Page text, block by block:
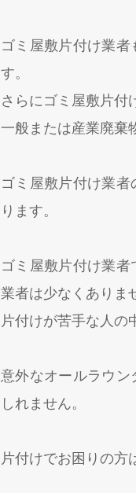
ゴミ屋敷片付け業
す。
さらにゴミ屋敷片付
一般または産業廃棄
ゴミ屋敷片付け業
ります。
ゴミ屋敷片付け業
業者は少なくありま
片付けが苦手な人の
意外なオールラウン
しれません。
片付けでお困りの方